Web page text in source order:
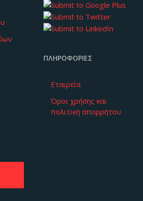
ΠΛΗΡΟΦΟΡΊΕΣ
Εταιρεία
Όροι χρήσης και
πολιτική απορρήτου